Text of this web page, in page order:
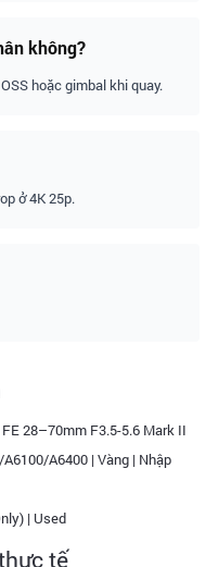
không?
hoặc gimbal khi quay.
ở 4K 25p.
28–70mm F3.5-5.6 Mark II
A6400 | Vàng | Nhập
| Used
tế